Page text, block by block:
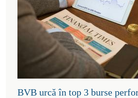
BVB urcă în top 3 burse